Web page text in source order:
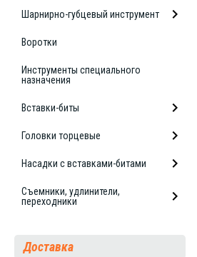
Шарнирно-губцевый инструмент
Воротки
Инструменты специального
назначения
Вставки-биты
Головки торцевые
Насадки с вставками-битами
Съемники, удлинители,
переходники
Доставка